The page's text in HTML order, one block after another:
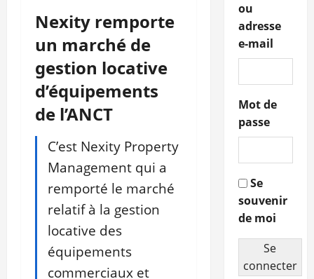
Nexity remporte
un marché de
gestion locative
d’équipements
de l’ANCT
C’est Nexity Property
Management qui a
remporté le marché
relatif à la gestion
locative des
équipements
commerciaux et
ou
adresse
e-mail
Mot de
passe
Se
souvenir
de moi
Se
connecter